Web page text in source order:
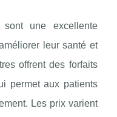
sont une excellente
leur santé et
offrent des forfaits
permet aux patients
Les prix varient